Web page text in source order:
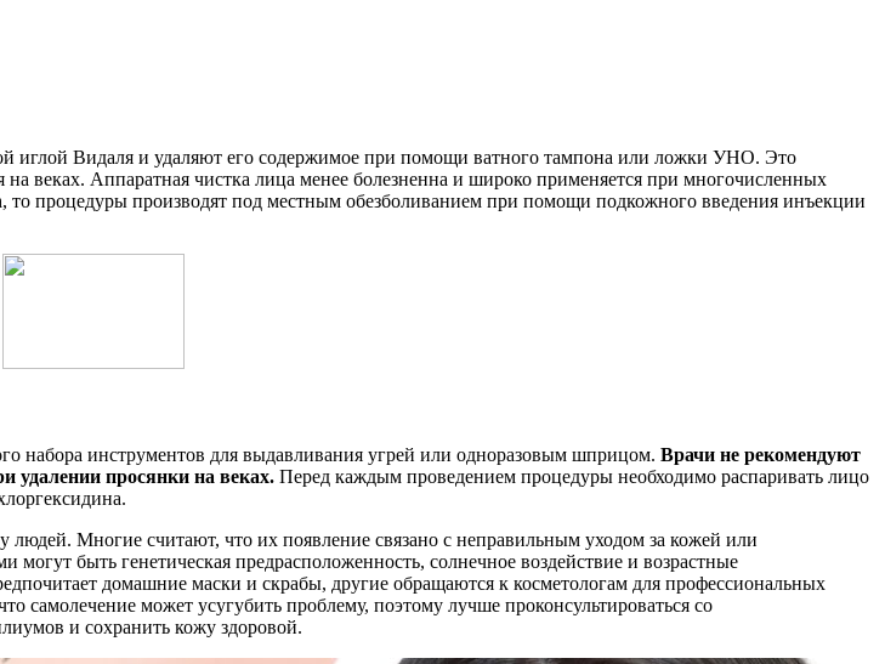
иглой Видаля и удаляют его содержимое при помощи ватного тампона или ложки УНО. Это
веках. Аппаратная чистка лица менее болезненна и широко применяется при многочисленных
процедуры производят под местным обезболиванием при помощи подкожного введения инъекции
набора инструментов для выдавливания угрей или одноразовым шприцом. Врачи не рекомендуют
удалении просянки на веках. Перед каждым проведением процедуры необходимо распаривать лицо
Многие считают, что их появление связано с неправильным уходом за кожей или
быть генетическая предрасположенность, солнечное воздействие и возрастные
домашние маски и скрабы, другие обращаются к косметологам для профессиональных
самолечение может усугубить проблему, поэтому лучше проконсультироваться со
и сохранить кожу здоровой.